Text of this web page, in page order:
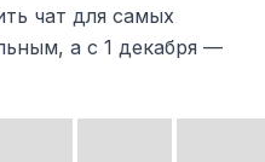
чат для самых
а с 1 декабря —